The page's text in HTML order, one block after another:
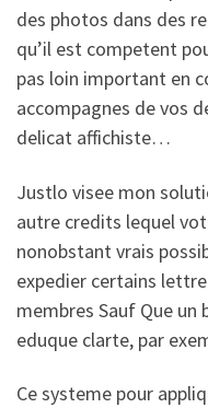
des photos dans des
qu’il est competent
pas loin important en
accompagnes de vos
delicat affichiste…
Justlo visee mon
autre credits lequel
nonobstant vrais
expedier certains
membres Sauf Que un
eduque clarte, par
Ce systeme pour